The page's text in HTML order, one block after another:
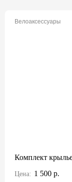
Велоаксессуары
Комплект
Цена: 1 500 р.